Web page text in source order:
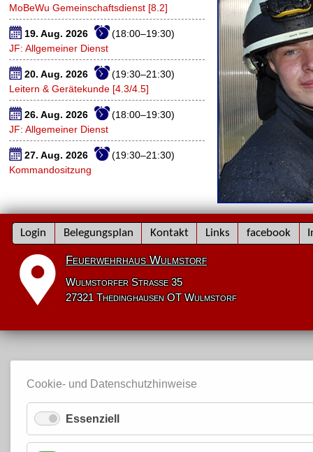
MoBeWu Gemeinschaftsdienst [8.2]
19. Aug. 2026
(18:00–19:30)
JF: Allgemeiner Dienst
20. Aug. 2026
(19:30–21:30)
Leitern & Gerätekunde [4.3/4.5]
26. Aug. 2026
(18:00–19:30)
JF: Allgemeiner Dienst
27. Aug. 2026
(19:30–21:30)
Kommandositzung
Navigation
überspringen
Login Belegungsplan Kontakt Links facebook
Feuerwehrhaus Wulmstorf
Wulmstorfer Straße 35
27321 Thedinghausen OT Wulmstorf
Cookie- und Datenschutzhinweise
Essenziell